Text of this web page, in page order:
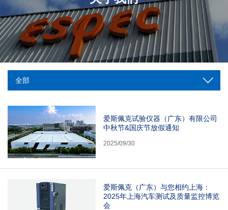
爱斯佩克试验仪器（广东）有限公司
中秋节&国庆节放假通知
2025/09/30
爱斯佩克（广东）与您相约上海：
2025年上海汽车测试及质量监控博览
会